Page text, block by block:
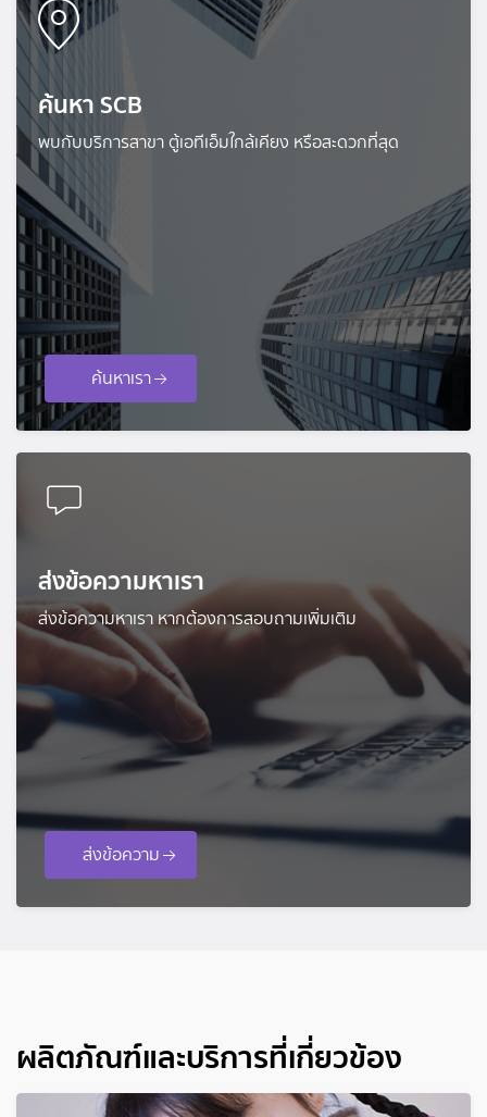
ค้นหา SCB
พบกับบริการสาขา ตู้เอทีเอ็มใกล้เคียง หรือสะดวกที่สุด
ค้นหาเรา
ส่งข้อความหาเรา
ส่งข้อความหาเรา หากต้องการสอบถามเพิ่มเติม
ส่งข้อความ
ผลิตภัณฑ์และบริการที่เกี่ยวข้อง